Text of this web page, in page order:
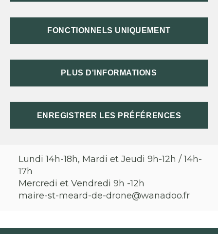
FONCTIONNELS UNIQUEMENT
PLUS D'INFORMATIONS
ENREGISTRER LES PRÉFÉRENCES
Le bourg
24600
Lundi 14h-18h, Mardi et Jeudi 9h-12h / 14h-
17h
Mercredi et Vendredi 9h -12h
maire-st-meard-de-drone@wanadoo.fr